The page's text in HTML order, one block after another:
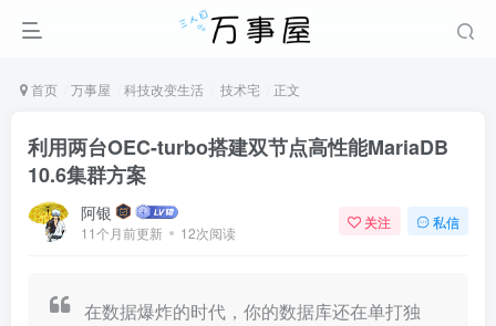
首页 万事屋 科技改变生活 技术宅 正文
利用两台OEC-turbo搭建双节点高性能MariaDB
10.6集群方案
阿银
11个月前更新 12次阅读
关注 私信
在数据爆炸的时代，你的数据库还在单打独